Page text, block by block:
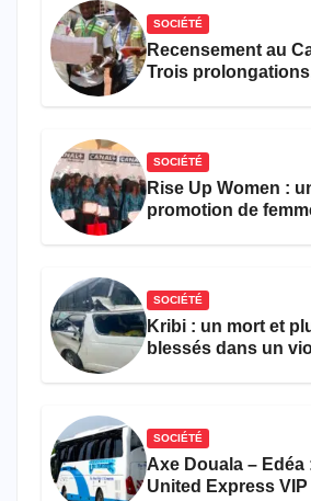
SOCIÉTÉ
Recensement au
Trois
SOCIÉTÉ
Rise Up Women :
promotion de
SOCIÉTÉ
Kribi : un mort et
blessés dans un
SOCIÉTÉ
Axe Douala – Edéa
United Express